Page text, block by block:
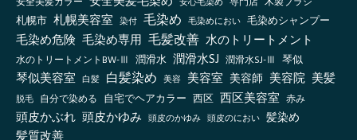
札幌市 札幌美容室 染付 毛染め 毛染めにおい 毛染めシャンプー
毛染め危険 毛染め専用 毛髪改善 水のトリートメント
水のトリートメントBW-Ⅲ 潤滑水 潤滑水SJ 潤滑水SJ-Ⅲ 琴似
琴似美容室 白髪 白髪染め 美容 美容室 美容師 美容院 美髪
脱毛 自分で染める 自宅でヘアカラー 西区 西区美容室 赤み
頭皮かぶれ 頭皮かゆみ 頭皮のかゆみ 頭皮のにおい 髪染め